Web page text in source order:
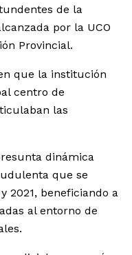
de la
por la UCO
Provincial.
que la institución
centro de
las
dinámica
que se
2021, beneficiando a
al entorno de